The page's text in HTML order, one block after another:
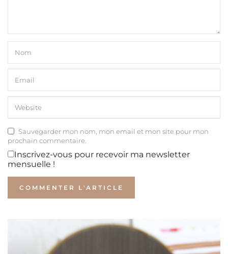
Sauvegarder mon nom, mon email et mon site pour mon
prochain commentaire.
Inscrivez-vous pour recevoir ma newsletter
mensuelle !